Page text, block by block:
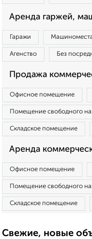
Аренда гаржей,
Гаражи
Агенство Без
Продажа
Офисное помещение
Помещение свободного
Складское помещение
Аренда
Офисное помещение
Помещение свободного
Складское помещение
Свежие, новые